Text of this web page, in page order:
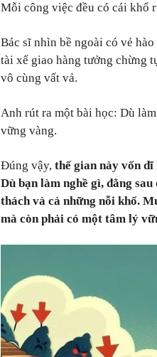
Mỗi công việc đều có cái khổ
Bác sĩ nhìn bề ngoài có vẻ
tài xế giao hàng tưởng chừng
vô cùng vất vả.
Anh rút ra một bài học: Dù
vững vàng.
Đúng vậy, thế gian này vốn dĩ
Dù bạn làm nghề gì, đằng
thách và cả những nỗi khổ.
mà còn phải có một tâm lý